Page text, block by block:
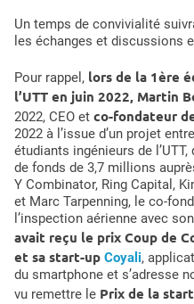
Un temps de convivialité
les échanges et discussions
Pour rappel, lors de la 1ère
l’UTT en juin 2022, Martin
2022, CEO et co-fondateur
2022 à l’issue d’un projet
étudiants ingénieurs de
de fonds de 3,7 millions
Y Combinator, Ring Capital,
et Marc Tarpenning, le co-
l’inspection aérienne avec
avait reçu le prix Coup de
et sa start-up Coyali,
du smartphone et s’adresse
vu remettre le Prix de la